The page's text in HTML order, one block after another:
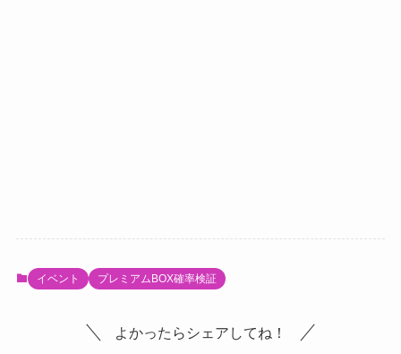
イベント プレミアムBOX確率検証
よかったらシェアしてね！